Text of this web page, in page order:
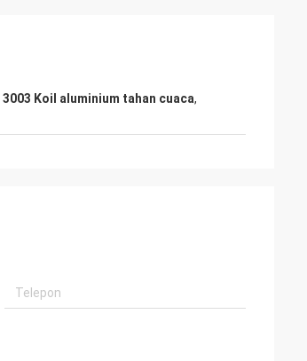
3003 Koil aluminium tahan cuaca,